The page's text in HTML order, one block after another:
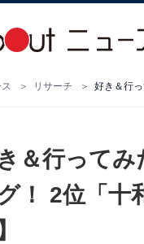
リサーチ
＆行って
！ 2位「十